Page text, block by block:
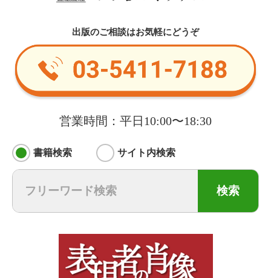
出版のご相談はお気軽にどうぞ
営業時間：平日10:00〜18:30
書籍検索 サイト内検索
検索